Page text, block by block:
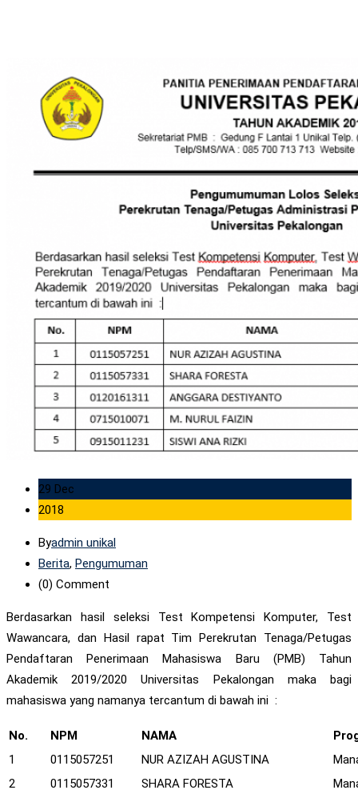
29 Dec
2018
Byadmin unikal
Berita, Pengumuman
(0) Comment
Berdasarkan hasil seleksi Test Kompetensi Komputer, Test
Wawancara, dan Hasil rapat Tim Perekrutan Tenaga/Petugas
Pendaftaran Penerimaan Mahasiswa Baru (PMB) Tahun
Akademik 2019/2020 Universitas Pekalongan maka bagi
mahasiswa yang namanya tercantum di bawah ini :
No. NPM NAMA
1
0115057251 NUR AZIZAH AGUSTINA
2
0115057331 SHARA FORESTA